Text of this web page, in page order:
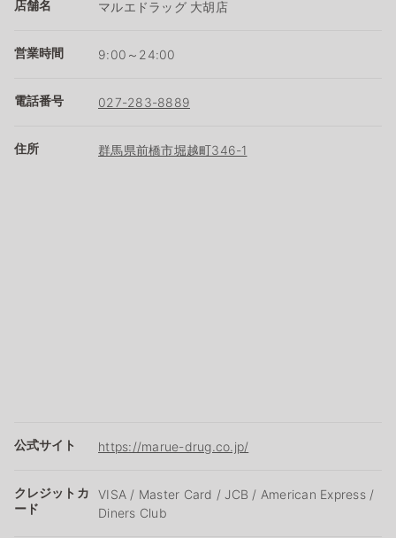
店舗名 マルエドラッグ 大胡店
営業時間 9:00～24:00
電話番号 027-283-8889
住所 群馬県前橋市堀越町346-1
公式サイト https://marue-drug.co.jp/
クレジットカ
ード
VISA / Master Card / JCB / American Express /
Diners Club